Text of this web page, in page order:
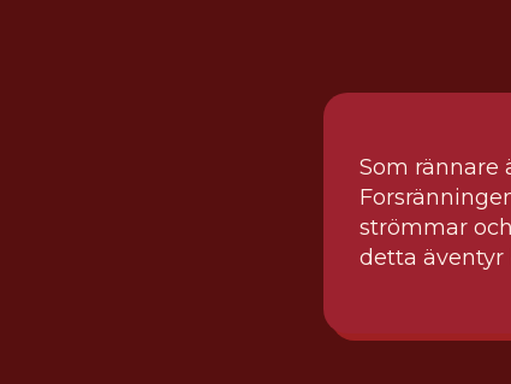
Som rännare
strömmar
detta äventyr